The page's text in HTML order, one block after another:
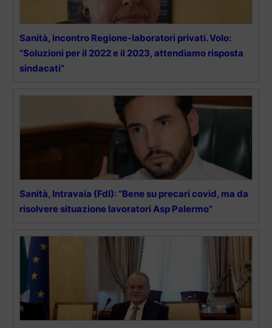
Sanità, incontro Regione-laboratori privati. Volo:
“Soluzioni per il 2022 e il 2023, attendiamo risposta
sindacati”
Sanità, Intravaia (FdI): “Bene su precari covid, ma da
risolvere situazione lavoratori Asp Palermo”